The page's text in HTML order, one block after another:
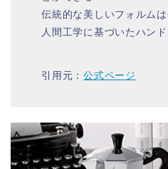
伝統的な美しいフォルム
人間工学に基づいたハン
引用元：公式ページ